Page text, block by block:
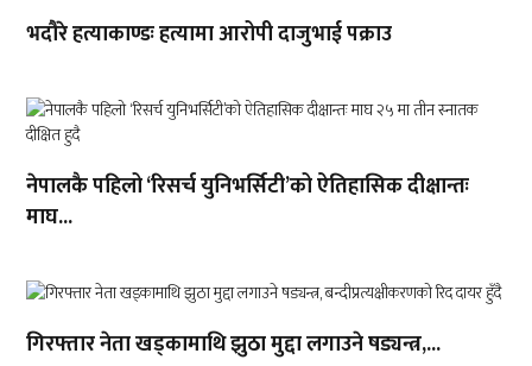
भदौरे हत्याकाण्डः हत्यामा आरोपी दाजुभाई पक्राउ
नेपालकै पहिलो ‘रिसर्च युनिभर्सिटी’को ऐतिहासिक दीक्षान्तः
माघ...
गिरफ्तार नेता खड्कामाथि झुठा मुद्दा लगाउने षड्यन्त्र,...